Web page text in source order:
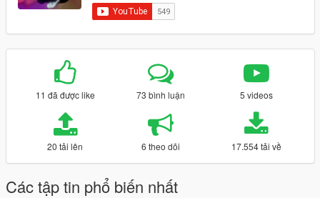
11 đã được like 73 bình luận 5 videos
20 tải lên 6 theo dõi 17.554 tải về
Các tập tin phổ biến nhất